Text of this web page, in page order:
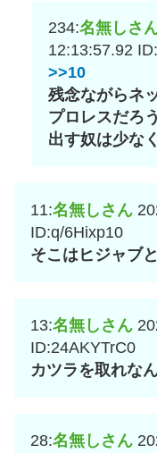
234:名無しさ
12:13:57.92
>>10
残念ながらネ
プロレスだろ
出す奴は少な
11:名無しさん
ID:q/6Hixp10
そこはヒジャブ
13:名無しさん
ID:24AKYTrC0
カツラを取れな
28:名無しさん